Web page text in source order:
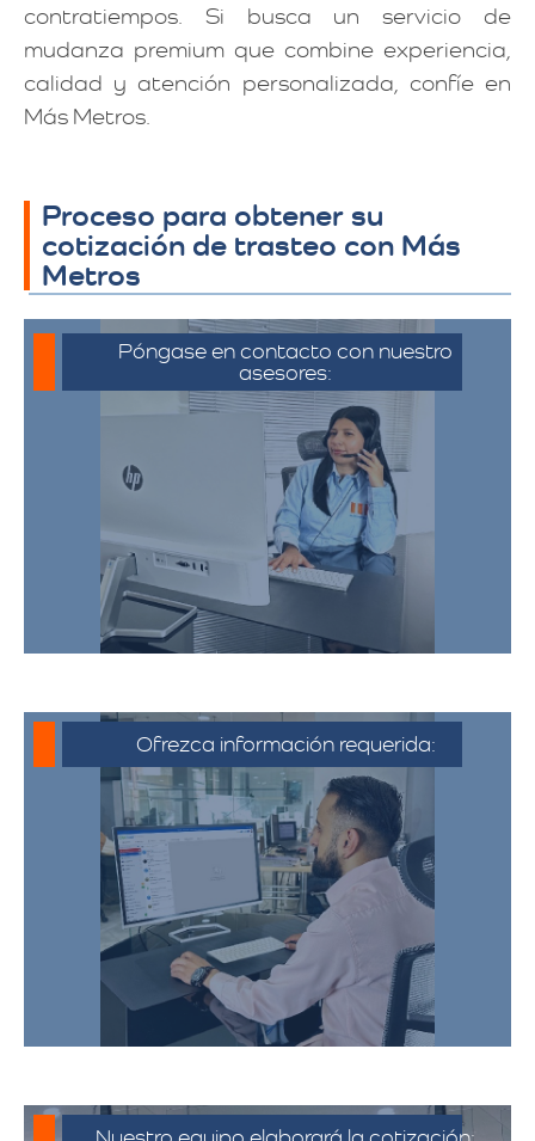
contratiempos. Si busca un servicio de
mudanza premium que combine experiencia,
calidad y atención personalizada, confíe en
Más Metros.
Proceso para obtener su
cotización de trasteo con Más
Metros
Póngase en contacto con nuestro
asesores:
Para iniciar el proceso de solicitud de
cotización, puede comunicarse a través
de whatsapp haciendo click en cotizar.​
Ofrezca información requerida:
Debe proporcionar información detallada
sobre la mudanza, incluyendo la dirección
de origen y destino, el tipo y cantidad de
pertenencias.​